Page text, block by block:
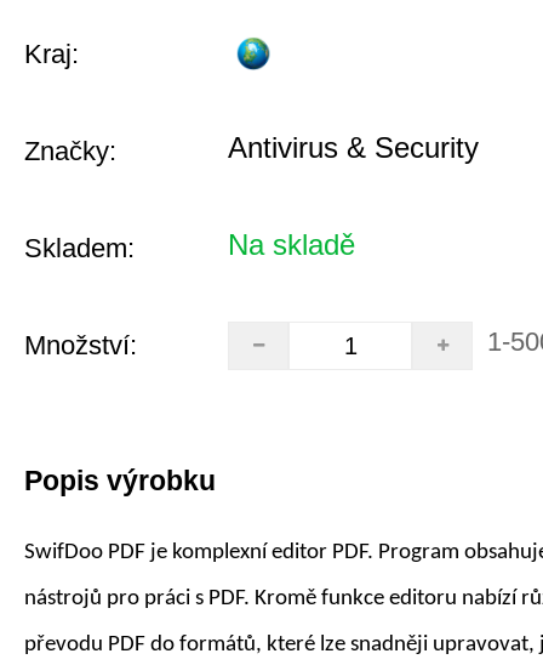
Kraj:
Značky: Antivirus & Security
Skladem: Na skladě
Množství: 1-
Popis výrobku
SwifDoo PDF je komplexní editor PDF. Program
nástrojů pro práci s PDF. Kromě funkce editoru nabízí
převodu PDF do formátů, které lze snadněji upravovat,